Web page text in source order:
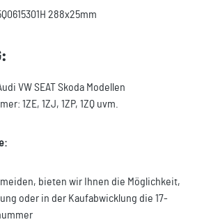
288x25mm
VW SEAT Skoda Modellen
1ZE, 1ZJ, 1ZP, 1ZQ uvm.
bieten wir Ihnen die Möglichkeit,
oder in der Kaufabwicklung die 17-